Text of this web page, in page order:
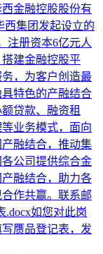
金融控股股份有
西集团发起设立的
注册资本6亿元人
建金融控股平
，为客户创造最
特色的产融结合
贷款、融资租
业务模式，面向
融结合，推动集
公司提供综合金
融结合，助力各
作共赢。联系邮
.docx如您对此岗
赝品登记表，发